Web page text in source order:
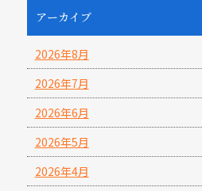
アーカイブ
2026年8月
2026年7月
2026年6月
2026年5月
2026年4月